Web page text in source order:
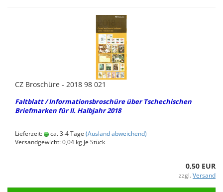
CZ Bro­schü­re - 2018 98 021
Falt­blatt / In­for­ma­ti­ons­bro­schü­re über Tsche­chi­schen
Brief­mar­ken für II. Halb­jahr 2018
Lieferzeit: ca. 3-4 Tage (Ausland abweichend)
Versandgewicht:0,04 kg je Stück
0,50 EUR
zzgl. Versand